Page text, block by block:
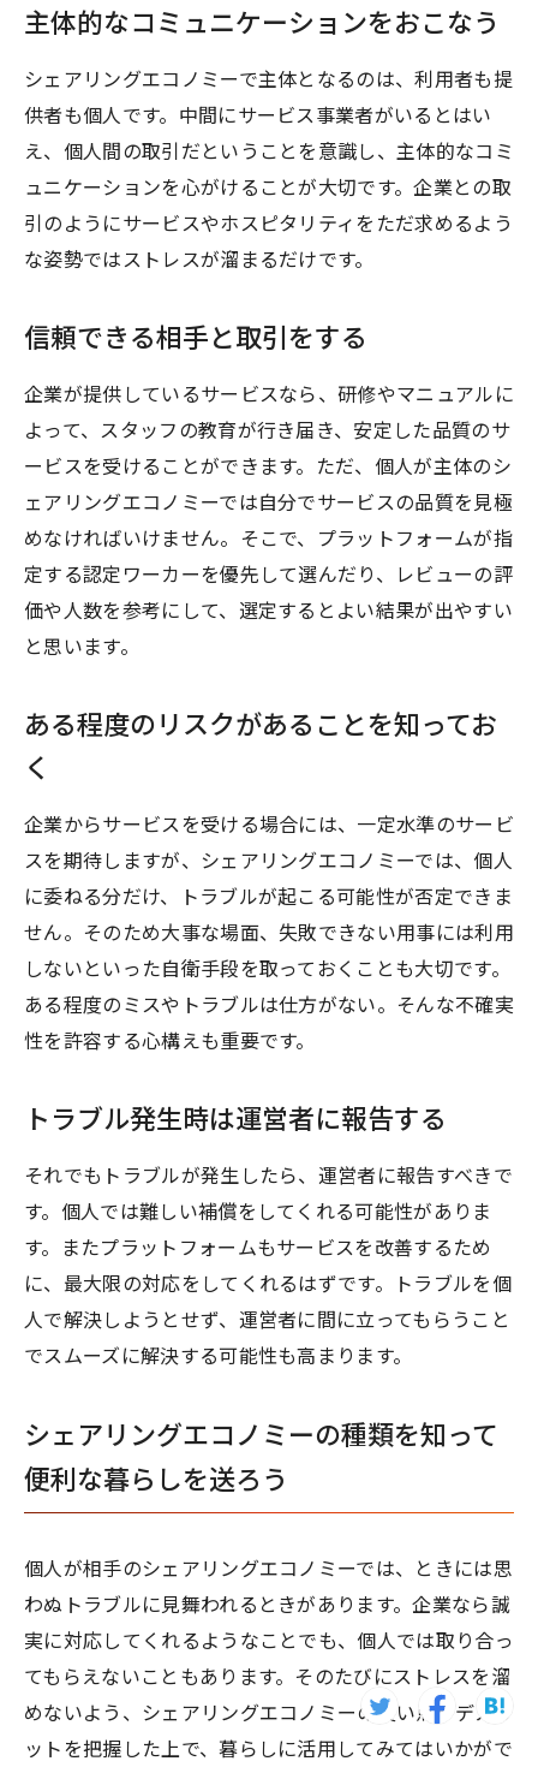
主体的なコミュニケーションをおこなう
シェアリングエコノミーで主体となるのは、利用者も提
供者も個人です。中間にサービス事業者がいるとはい
え、個人間の取引だということを意識し、主体的なコミ
ュニケーションを心がけることが大切です。企業との取
引のようにサービスやホスピタリティをただ求めるよう
な姿勢ではストレスが溜まるだけです。
信頼できる相手と取引をする
企業が提供しているサービスなら、研修やマニュアルに
よって、スタッフの教育が行き届き、安定した品質のサ
ービスを受けることができます。ただ、個人が主体のシ
ェアリングエコノミーでは自分でサービスの品質を見極
めなければいけません。そこで、プラットフォームが指
定する認定ワーカーを優先して選んだり、レビューの評
価や人数を参考にして、選定するとよい結果が出やすい
と思います。
ある程度のリスクがあることを知ってお
く
企業からサービスを受ける場合には、一定水準のサービ
スを期待しますが、シェアリングエコノミーでは、個人
に委ねる分だけ、トラブルが起こる可能性が否定できま
せん。そのため大事な場面、失敗できない用事には利用
しないといった自衛手段を取っておくことも大切です。
ある程度のミスやトラブルは仕方がない。そんな不確実
性を許容する心構えも重要です。
トラブル発生時は運営者に報告する
それでもトラブルが発生したら、運営者に報告すべきで
す。個人では難しい補償をしてくれる可能性がありま
す。またプラットフォームもサービスを改善するため
に、最大限の対応をしてくれるはずです。トラブルを個
人で解決しようとせず、運営者に間に立ってもらうこと
でスムーズに解決する可能性も高まります。
シェアリングエコノミーの種類を知って
便利な暮らしを送ろう
個人が相手のシェアリングエコノミーでは、ときには思
わぬトラブルに見舞われるときがあります。企業なら誠
実に対応してくれるようなことでも、個人では取り合っ
てもらえないこともあります。そのたびにストレスを溜
めないよう、シェアリングエコノミーの良い点やデメリ
ットを把握した上で、暮らしに活用してみてはいかがで